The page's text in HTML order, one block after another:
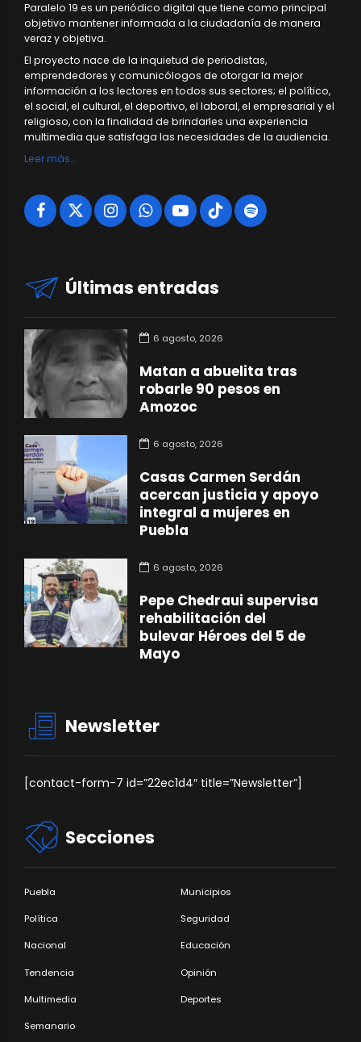
Paralelo 19 es un periódico digital que tiene como principal
objetivo mantener informada a la ciudadanía de manera
veraz y objetiva.
El proyecto nace de la inquietud de periodistas,
emprendedores y comunicólogos de otorgar la mejor
información a los lectores en todos sus sectores; el político,
el social, el cultural, el deportivo, el laboral, el empresarial y el
religioso, con la finalidad de brindarles una experiencia
multimedia que satisfaga las necesidades de la audiencia.
Leer más…
Últimas entradas
6 agosto, 2026
Matan a abuelita tras
robarle 90 pesos en
Amozoc
6 agosto, 2026
Casas Carmen Serdán
acercan justicia y apoyo
integral a mujeres en
Puebla
6 agosto, 2026
Pepe Chedraui supervisa
rehabilitación del
bulevar Héroes del 5 de
Mayo
Newsletter
[contact-form-7 id=”22ec1d4″ title=”Newsletter”]
Secciones
Puebla Municipios
Política Seguridad
Nacional Educación
Tendencia Opinión
Multimedia Deportes
Semanario